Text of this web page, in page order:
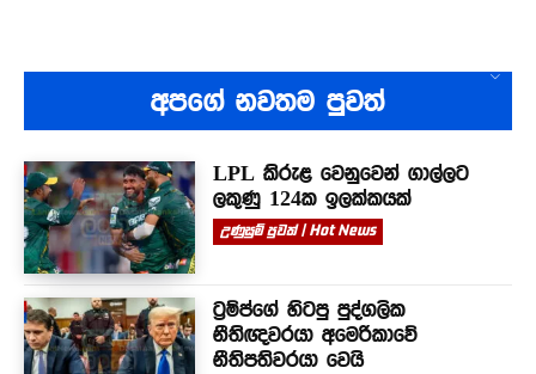
අපගේ නවතම පුවත්
LPL කිරුළ වෙනුවෙන් ගාල්ලට
ලකුණු 124ක ඉලක්කයක්
උණුසුම් පුවත් | Hot News
ට්‍රම්ප්ගේ හිටපු පුද්ගලික
නීතිඥවරයා අමෙරිකාවේ
නීතිපතිවරයා වෙයි